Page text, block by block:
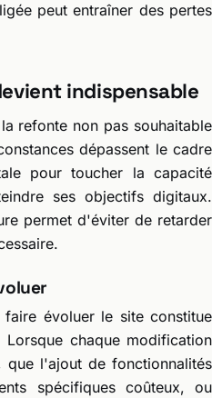
peut entraîner des pertes
indispensable
refonte non pas souhaitable
dépassent le cadre
pour toucher la capacité
ses objectifs digitaux.
permet d'éviter de retarder
évoluer le site constitue
chaque modification
l'ajout de fonctionnalités
spécifiques coûteux, ou